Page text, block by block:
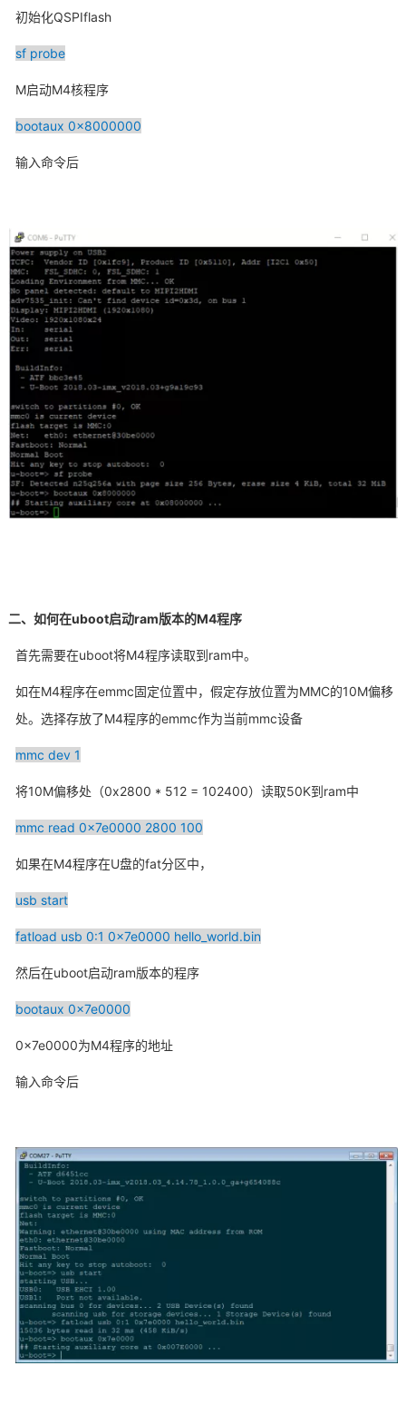
初始化QSPIflash
sf probe
M启动M4核程序
bootaux 0x8000000
输入命令后
二、如何在uboot启动ram版本的M4程序
首先需要在uboot将M4程序读取到ram中。
如在M4程序在emmc固定位置中，假定存放位置为MMC的10M偏移
处。选择存放了M4程序的emmc作为当前mmc设备
mmc dev 1
将10M偏移处（0x2800 * 512 = 102400）读取50K到ram中
mmc read 0x7e0000 2800 100
如果在M4程序在U盘的fat分区中，
usb start
fatload usb 0:1 0x7e0000 hello_world.bin
然后在uboot启动ram版本的程序
bootaux 0x7e0000
0x7e0000为M4程序的地址
输入命令后